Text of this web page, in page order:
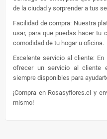
de la ciudad y sorprender a tus
Facilidad de compra: Nuestra
usar, para que puedas hacer tu
comodidad de tu hogar u oficina.
Excelente servicio al cliente:
ofrecer un servicio al cliente
siempre disponibles para
¡Compra en Rosasyflores.cl y
mismo!